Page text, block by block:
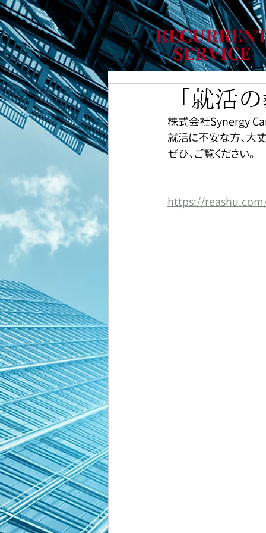
「就活
株式会社Synergy
就活に不安な方、大
ぜひ、ご覧ください。
https://